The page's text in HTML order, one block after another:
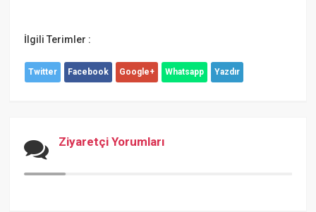
İlgili Terimler :
Twitter Facebook Google+ Whatsapp Yazdır
Ziyaretçi Yorumları